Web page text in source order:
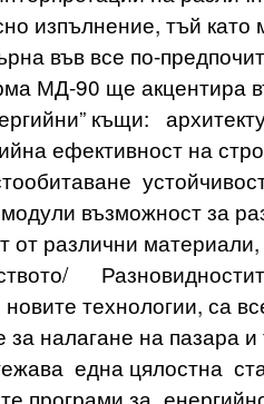
изпълнение, тъй като
във все по-
МД-90 ще акцентира
къщи:
ефективност на
възможност за
от различни
технологии, са
налагане на пазара
една цялостна
програми за